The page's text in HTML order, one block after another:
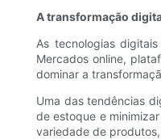
A transformação
As tecnologias
Mercados online,
dominar a
Uma das tendências
de estoque e
variedade de